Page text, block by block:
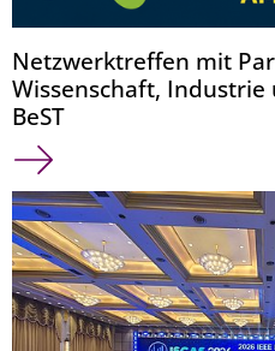
Netzwerktreffen mit
Wissenschaft,
BeST